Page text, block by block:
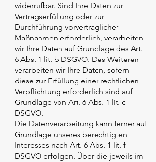
widerrufbar. Sind Ihre Daten zur
Vertragserfüllung oder zur
Durchführung vorvertraglicher
Maßnahmen erforderlich, verarbeiten
wir Ihre Daten auf Grundlage des Art.
6 Abs. 1 lit. b DSGVO. Des Weiteren
verarbeiten wir Ihre Daten, sofern
diese zur Erfüllung einer rechtlichen
Verpflichtung erforderlich sind auf
Grundlage von Art. 6 Abs. 1 lit. c
DSGVO.
Die Datenverarbeitung kann ferner auf
Grundlage unseres berechtigten
Interesses nach Art. 6 Abs. 1 lit. f
DSGVO erfolgen. Über die jeweils im